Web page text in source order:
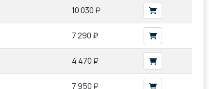
10 030 ₽
7 290 ₽
4 470 ₽
7 950 ₽